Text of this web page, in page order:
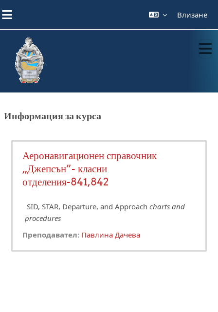
Влизане
Информация за курса
Аеронавигационен справочник
„Джепсън”- класни
отделения-841,842
SID, STAR, Departure, and Approach charts and
procedures
Преподавател: Павлина Дачева